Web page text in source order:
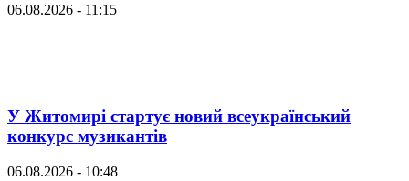
06.08.2026 - 11:15
У Житомирі стартує новий всеукраїнський
конкурс музикантів
06.08.2026 - 10:48